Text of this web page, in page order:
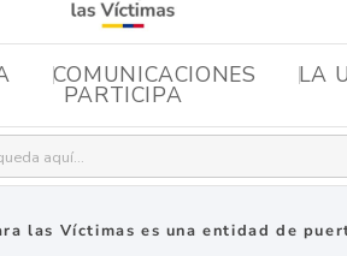
COMUNICACIONES LA
PARTICIPA
las Víctimas es una entidad de